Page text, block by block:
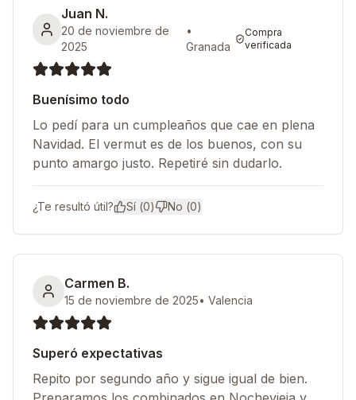
Juan N.
20 de noviembre de
2025
•
Granada
Compra
verificada
Buenísimo todo
Lo pedí para un cumpleaños que cae en plena
Navidad. El vermut es de los buenos, con su
punto amargo justo. Repetiré sin dudarlo.
¿Te resultó útil? Sí (0) No (0)
Carmen B.
15 de noviembre de 2025• Valencia
Superó expectativas
Repito por segundo año y sigue igual de bien.